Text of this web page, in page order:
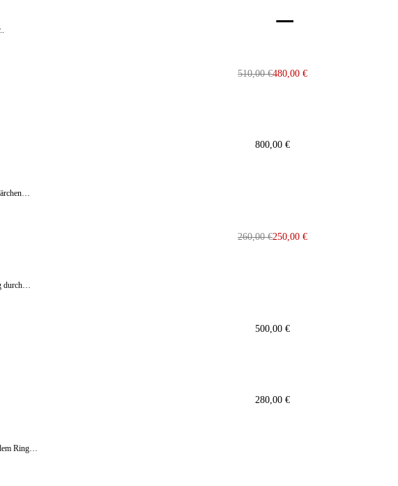
510,00€480,00 €
800,00 €
260,00€250,00 €
durch…
500,00 €
280,00 €
Ring…